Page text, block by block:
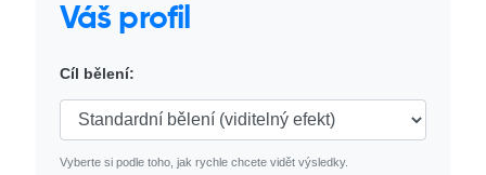
Váš profil
Cíl bělení:
Vyberte si podle toho, jak rychle chcete vidět výsledky.